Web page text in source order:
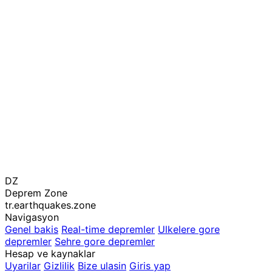
DZ
Deprem Zone
tr.earthquakes.zone
Navigasyon
Genel bakis Real-time depremler Ulkelere gore
depremler Sehre gore depremler
Hesap ve kaynaklar
Uyarilar Gizlilik Bize ulasin Giris yap